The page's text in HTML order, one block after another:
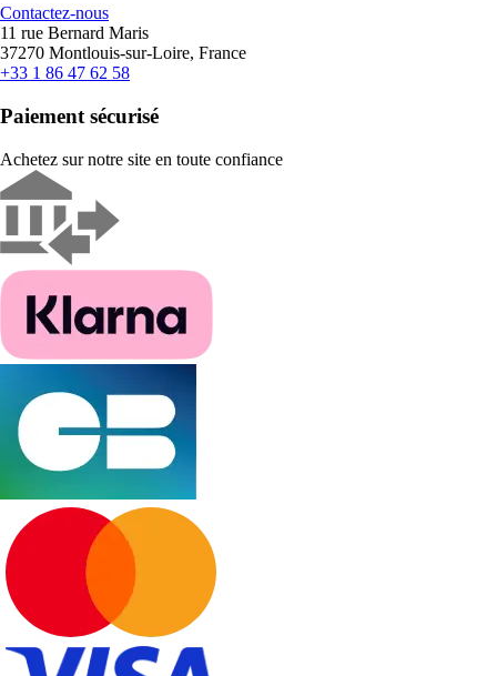
Contactez-nous
11 rue Bernard Maris
37270 Montlouis-sur-Loire, France
+33 1 86 47 62 58
Paiement sécurisé
Achetez sur notre site en toute confiance